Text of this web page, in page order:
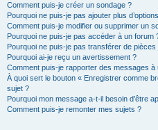
Comment puis-je créer un sondage ?
Pourquoi ne puis-je pas ajouter plus
Comment puis-je modifier ou supprimer un
Pourquoi ne puis-je pas accéder à un forum
Pourquoi ne puis-je pas transférer de pièces
Pourquoi ai-je reçu un avertissement ?
Comment puis-je rapporter des messages à
À quoi sert le bouton « Enregistrer comme
sujet ?
Pourquoi mon message a-t-il besoin d’être
Comment puis-je remonter mes sujets ?